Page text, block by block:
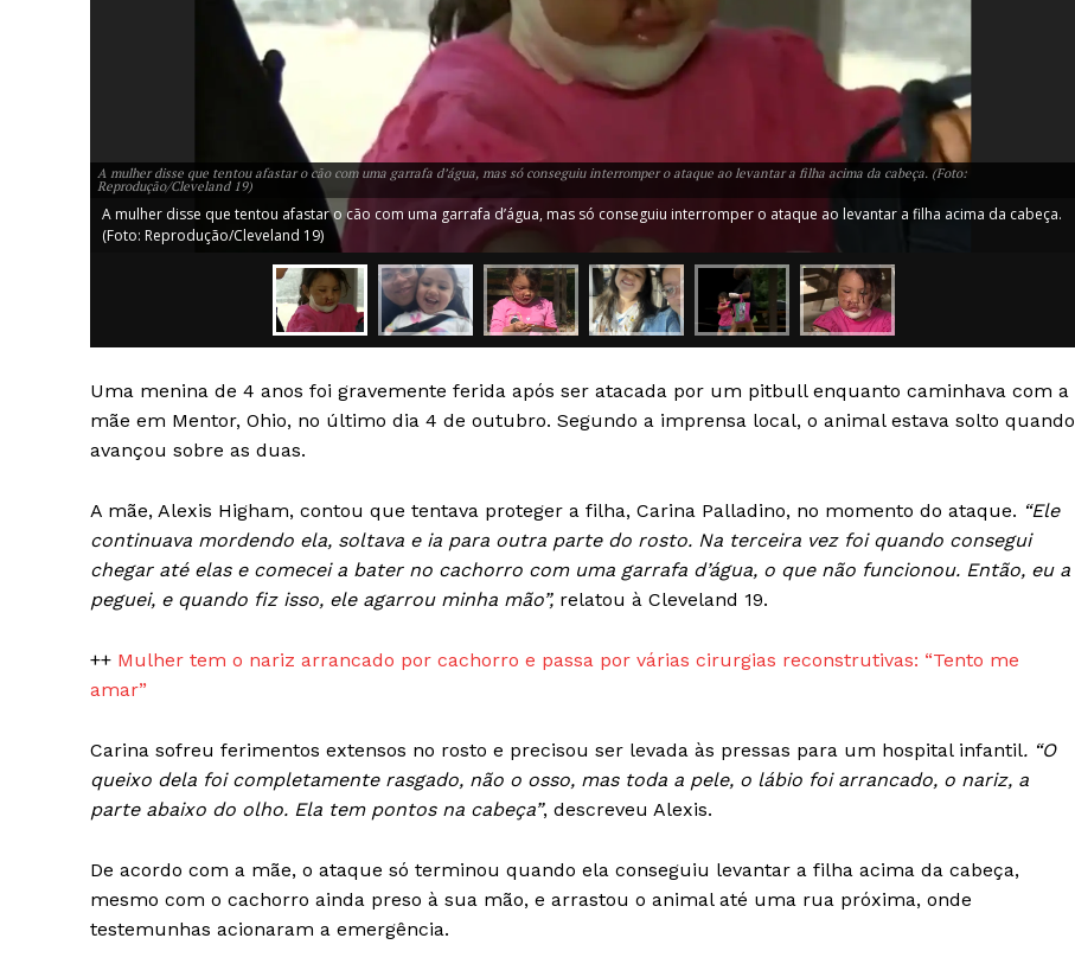
News Week
Magazine PRO
Company
Anuncie
Política de Privacidade e Cookies
A mulher disse que tentou afastar o cão com uma garrafa d’água, mas só conseguiu interromper o ataque ao levantar a filha acima da cabeça. (Foto:
Reprodução/Cleveland 19)
A mulher disse que tentou afastar o cão com uma garrafa d’água, mas só conseguiu interromper o ataque ao levantar a filha acima da cabeça.
(Foto: Reprodução/Cleveland 19)
Uma menina de 4 anos foi gravemente ferida após ser atacada por um pitbull enquanto caminhava com a
mãe em Mentor, Ohio, no último dia 4 de outubro. Segundo a imprensa local, o animal estava solto quando
avançou sobre as duas.
A mãe, Alexis Higham, contou que tentava proteger a filha, Carina Palladino, no momento do ataque. “Ele
continuava mordendo ela, soltava e ia para outra parte do rosto. Na terceira vez foi quando consegui
chegar até elas e comecei a bater no cachorro com uma garrafa d’água, o que não funcionou. Então, eu a
peguei, e quando fiz isso, ele agarrou minha mão”, relatou à Cleveland 19.
++ Mulher tem o nariz arrancado por cachorro e passa por várias cirurgias reconstrutivas: “Tento me
amar”
Carina sofreu ferimentos extensos no rosto e precisou ser levada às pressas para um hospital infantil. “O
queixo dela foi completamente rasgado, não o osso, mas toda a pele, o lábio foi arrancado, o nariz, a
parte abaixo do olho. Ela tem pontos na cabeça”, descreveu Alexis.
De acordo com a mãe, o ataque só terminou quando ela conseguiu levantar a filha acima da cabeça,
mesmo com o cachorro ainda preso à sua mão, e arrastou o animal até uma rua próxima, onde
testemunhas acionaram a emergência.